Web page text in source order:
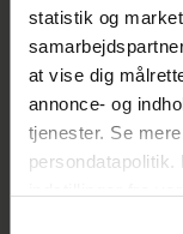
statistik og
at vise dig
annonce- og
tjenester. Se
Lotte
turdet
som jeg
kunne"